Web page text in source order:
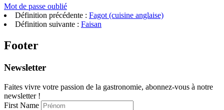
Mot de passe oublié
Définition précédente : Fagot (cuisine anglaise)
Définition suivante : Faisan
Footer
Newsletter
Faites vivre votre passion de la gastronomie, abonnez-vous à notre
newsletter !
First Name